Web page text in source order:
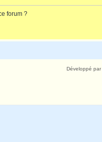
forum ?
Développé par